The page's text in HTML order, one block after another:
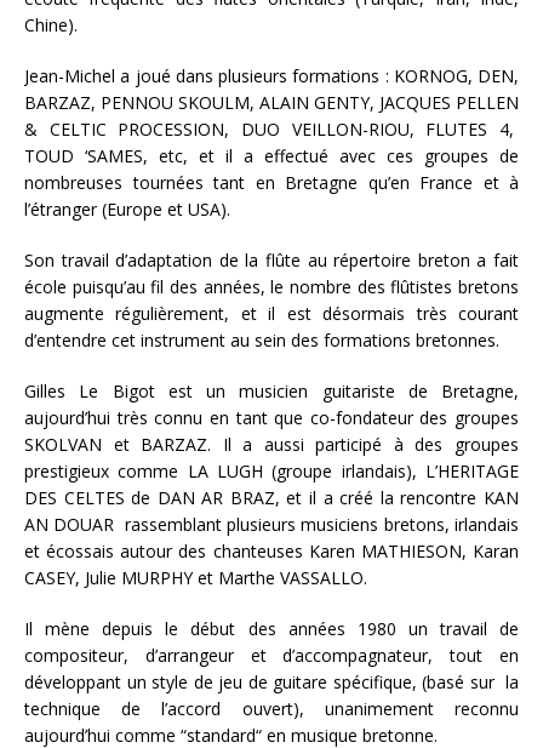
Chine).
Jean-Michel a joué dans plusieurs formations : KORNOG, DEN,
BARZAZ, PENNOU SKOULM, ALAIN GENTY, JACQUES PELLEN
& CELTIC PROCESSION, DUO VEILLON-RIOU, FLUTES 4,
TOUD ‘SAMES, etc, et il a effectué avec ces groupes de
nombreuses tournées tant en Bretagne qu’en France et à
l’étranger (Europe et USA).
Son travail d’adaptation de la flûte au répertoire breton a fait
école puisqu’au fil des années, le nombre des flûtistes bretons
augmente régulièrement, et il est désormais très courant
d’entendre cet instrument au sein des formations bretonnes.
Gilles Le Bigot est un musicien guitariste de Bretagne,
aujourd’hui très connu en tant que co-fondateur des groupes
SKOLVAN et BARZAZ. Il a aussi participé à des groupes
prestigieux comme LA LUGH (groupe irlandais), L’HERITAGE
DES CELTES de DAN AR BRAZ, et il a créé la rencontre KAN
AN DOUAR rassemblant plusieurs musiciens bretons, irlandais
et écossais autour des chanteuses Karen MATHIESON, Karan
CASEY, Julie MURPHY et Marthe VASSALLO.
Il mène depuis le début des années 1980 un travail de
compositeur, d’arrangeur et d’accompagnateur, tout en
développant un style de jeu de guitare spécifique, (basé sur la
technique de l’accord ouvert), unanimement reconnu
aujourd’hui comme “standard“ en musique bretonne.